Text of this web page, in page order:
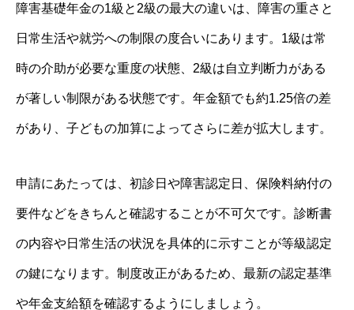
障害基礎年金の1級と2級の最大の違いは、障害の重さと
日常生活や就労への制限の度合いにあります。1級は常
時の介助が必要な重度の状態、2級は自立判断力がある
が著しい制限がある状態です。年金額でも約1.25倍の差
があり、子どもの加算によってさらに差が拡大します。
申請にあたっては、初診日や障害認定日、保険料納付の
要件などをきちんと確認することが不可欠です。診断書
の内容や日常生活の状況を具体的に示すことが等級認定
の鍵になります。制度改正があるため、最新の認定基準
や年金支給額を確認するようにしましょう。